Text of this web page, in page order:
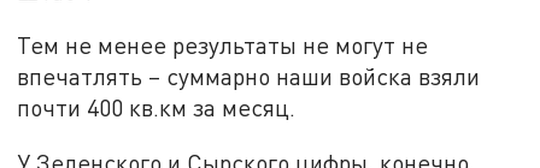
Тем не менее результаты не могут не
впечатлять – суммарно наши войска взяли
почти 400 кв.км за месяц.